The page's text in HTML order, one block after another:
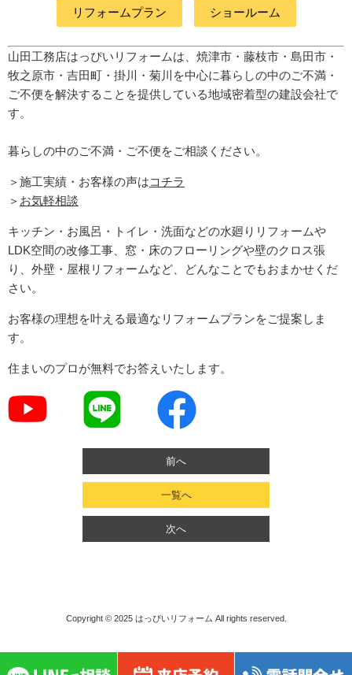
リフォームプラン ショールーム
山田工務店はっぴいリフォームは、焼津市・藤枝市・島田市・
牧之原市・吉田町 ・掛川・菊川 を中心に暮らしの中のご不満・
ご不便を解決することを提供している地域密着型の建設会社で
す。
暮らしの中のご不満・ご不便をご相談ください。
＞施工実績・お客様の声はコチラ
＞ お気軽相談
キッチン・お風呂・トイレ・洗面などの水廻りリフォームや
LDK空間の改修工事、窓・床のフローリングや壁のクロス張
り、外壁・屋根リフォームなど、どんなことでもおまかせくだ
さい。
お客様の理想を叶える最適なリフォームプランをご提案しま
す。
住まいのプロが無料でお答えいたします。
前へ
一覧へ
次へ
Copyright © 2025 はっぴいリフォーム All rights reserved.